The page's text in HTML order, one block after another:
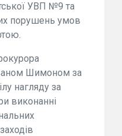
УВП №9 та
порушень умов
Шимоном за
нагляду за
виконанні